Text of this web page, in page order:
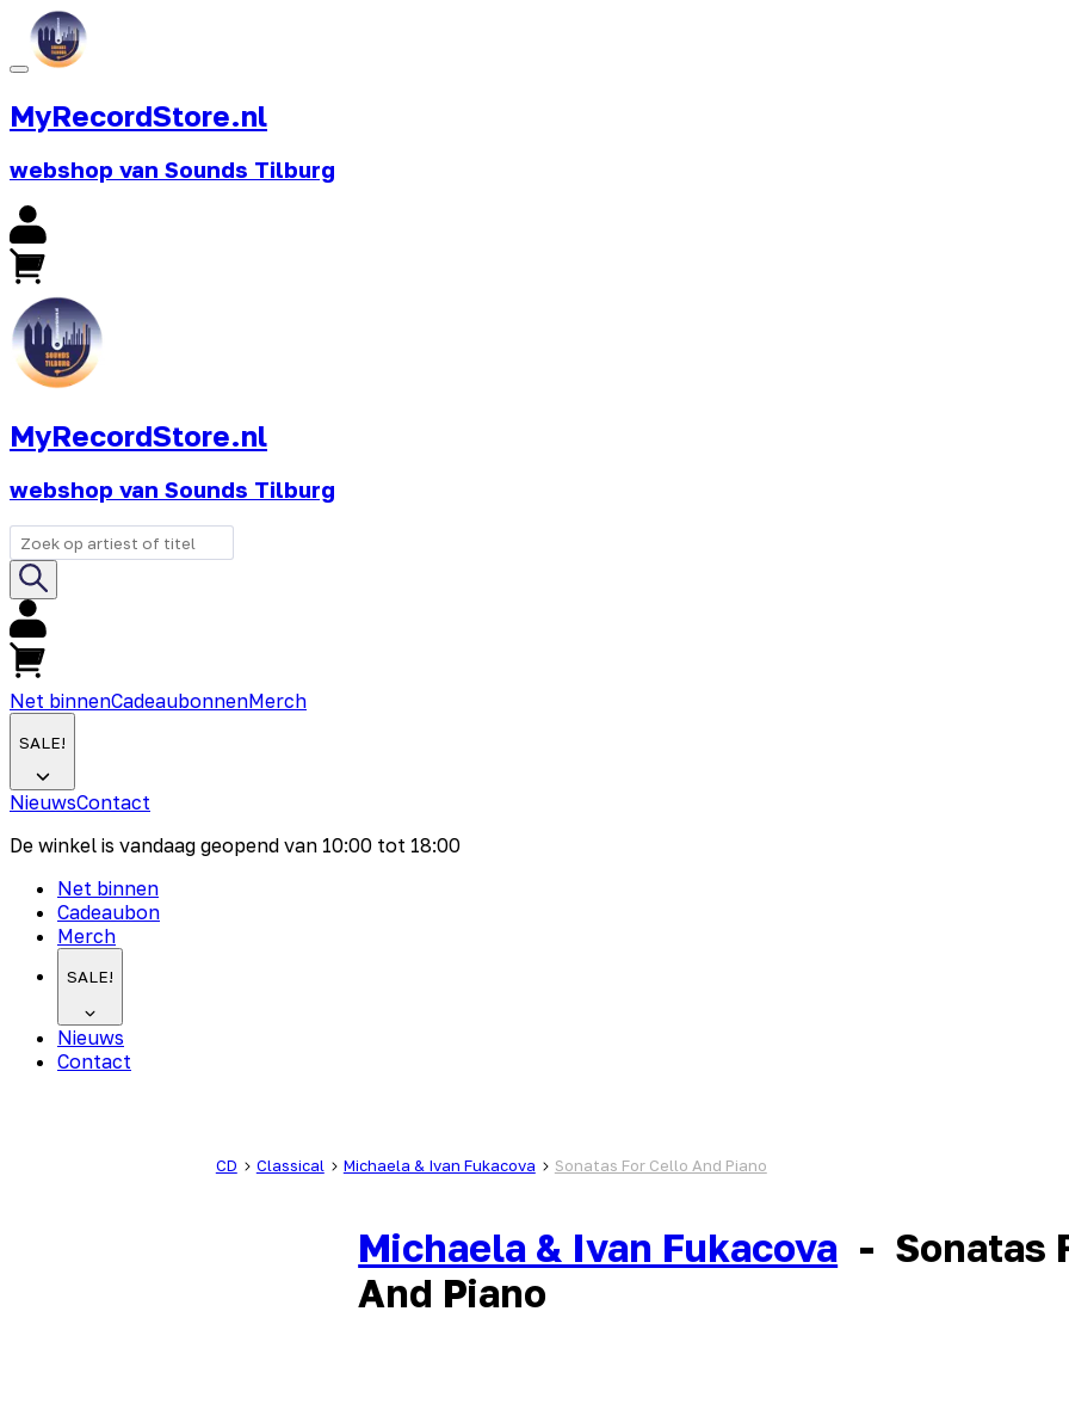
MyRecordStore.nl
webshop van Sounds Tilburg
MyRecordStore.nl
webshop van Sounds Tilburg
Net binnenCadeaubonnenMerch
SALE!
NieuwsContact
De winkel is vandaag geopend van 10:00 tot 18:00
Net binnen
Cadeaubon
Merch
SALE!
Nieuws
Contact
CD Classical Michaela & Ivan Fukacova Sonatas For Cello And Piano
Michaela & Ivan Fukacova - Sonatas
And Piano